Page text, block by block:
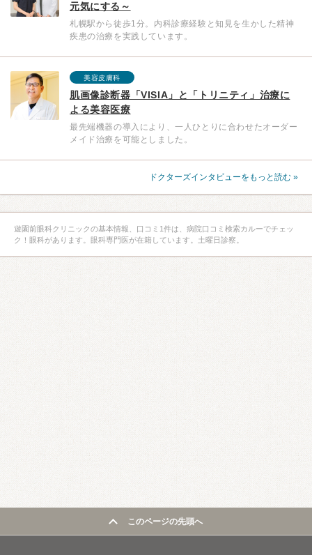
元気にする～
札幌駅から徒歩1分。内科診療経験と知見を生かした精神
疾患の治療を実践しています。
美容皮膚科
肌画像診断器「VISIA」と「トリニティ」治療に
よる美容医療
最先端機器の導入により、一人ひとりに合わせたオーダー
メイド治療を可能としました。
ドクターズインタビューをもっと読む »
遊園前眼科クリニックの基本情報、口コミ1件は、病院口コミ検索カルーでチェッ
ク！眼科があります。眼科専門医が在籍しています。土曜日診察。
このページの先頭へ